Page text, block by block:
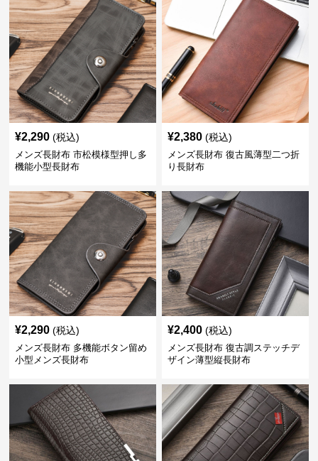
¥2,290 (税込)
メンズ長財布 市松模様型押し多
機能小型長財布
¥2,380 (税込)
メンズ長財布 復古風薄型二つ折
り長財布
¥2,290 (税込)
メンズ長財布 多機能ボタン留め
小型メンズ長財布
¥2,400 (税込)
メンズ長財布 復古調ステッチデ
ザイン薄型縦長財布